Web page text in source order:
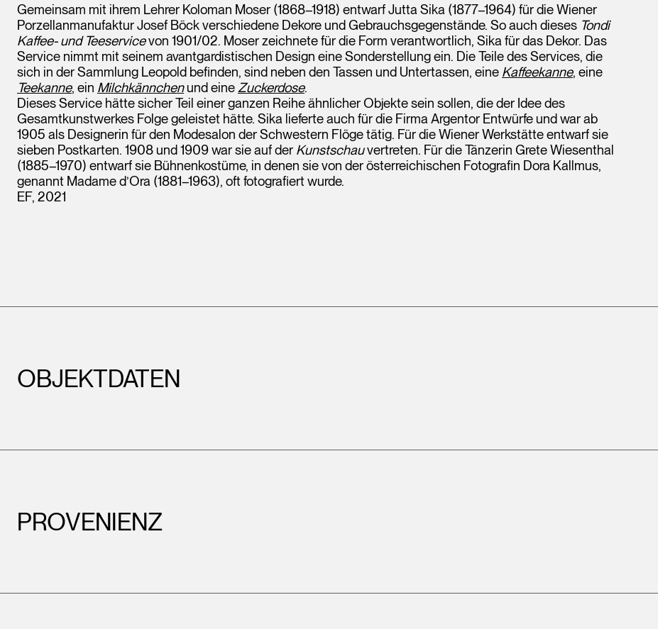
Gemeinsam mit ihrem Lehrer Koloman Moser (1868–1918) entwarf Jutta Sika (1877–1964) für die Wiener
Porzellanmanufaktur Josef Böck verschiedene Dekore und Gebrauchsgegenstände. So auch dieses Tondi
Kaffee- und Teeservicevon 1901/02. Moser zeichnete für die Form verantwortlich, Sika für das Dekor. Das
Service nimmt mit seinem avantgardistischen Design eine Sonderstellung ein. Die Teile des Services, die
sich in der Sammlung Leopold befinden, sind neben den Tassen und Untertassen, eine Kaffeekanne, eine
Teekanne, ein Milchkännchenund eine Zuckerdose.
Dieses Service hätte sicher Teil einer ganzen Reihe ähnlicher Objekte sein sollen, die der Idee des
Gesamtkunstwerkes Folge geleistet hätte. Sika lieferte auch für die Firma Argentor Entwürfe und war ab
1905 als Designerin für den Modesalon der Schwestern Flöge tätig. Für die Wiener Werkstätte entwarf sie
sieben Postkarten. 1908 und 1909 war sie auf der Kunstschauvertreten. Für die Tänzerin Grete Wiesenthal
(1885–1970) entwarf sie Bühnenkostüme, in denen sie von der österreichischen Fotografin Dora Kallmus,
genannt Madame d’Ora (1881–1963), oft fotografiert wurde.
EF, 2021
OBJEKTDATEN
PROVENIENZ